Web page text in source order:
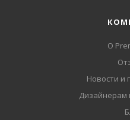
О
Новости и
Дизайнерам